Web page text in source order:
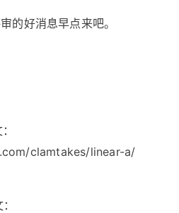
的好消息早点来吧。
clamtakes/linear-a/